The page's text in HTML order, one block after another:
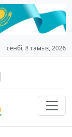
сенбі, 8 тамыз, 2026